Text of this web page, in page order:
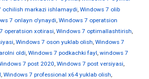
ochilish markazi ishlamaydi, Windows 7 olib
7 onlayn o'ynaydi, Windows 7 operatsion
operatsion xotirasi, Windows 7 optimallashtirish,
, Windows 7 oson yuklab olish, Windows 7
oldi, Windows 7 podkachki fayl, windows 7
7 post 2020, Windows 7 post versiyasi,
, Windows 7 professional x64 yuklab olish,